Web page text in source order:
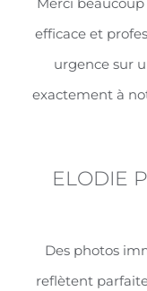
efficace et
urgence sur
exactement à
ELODIE
Des photos
reflètent